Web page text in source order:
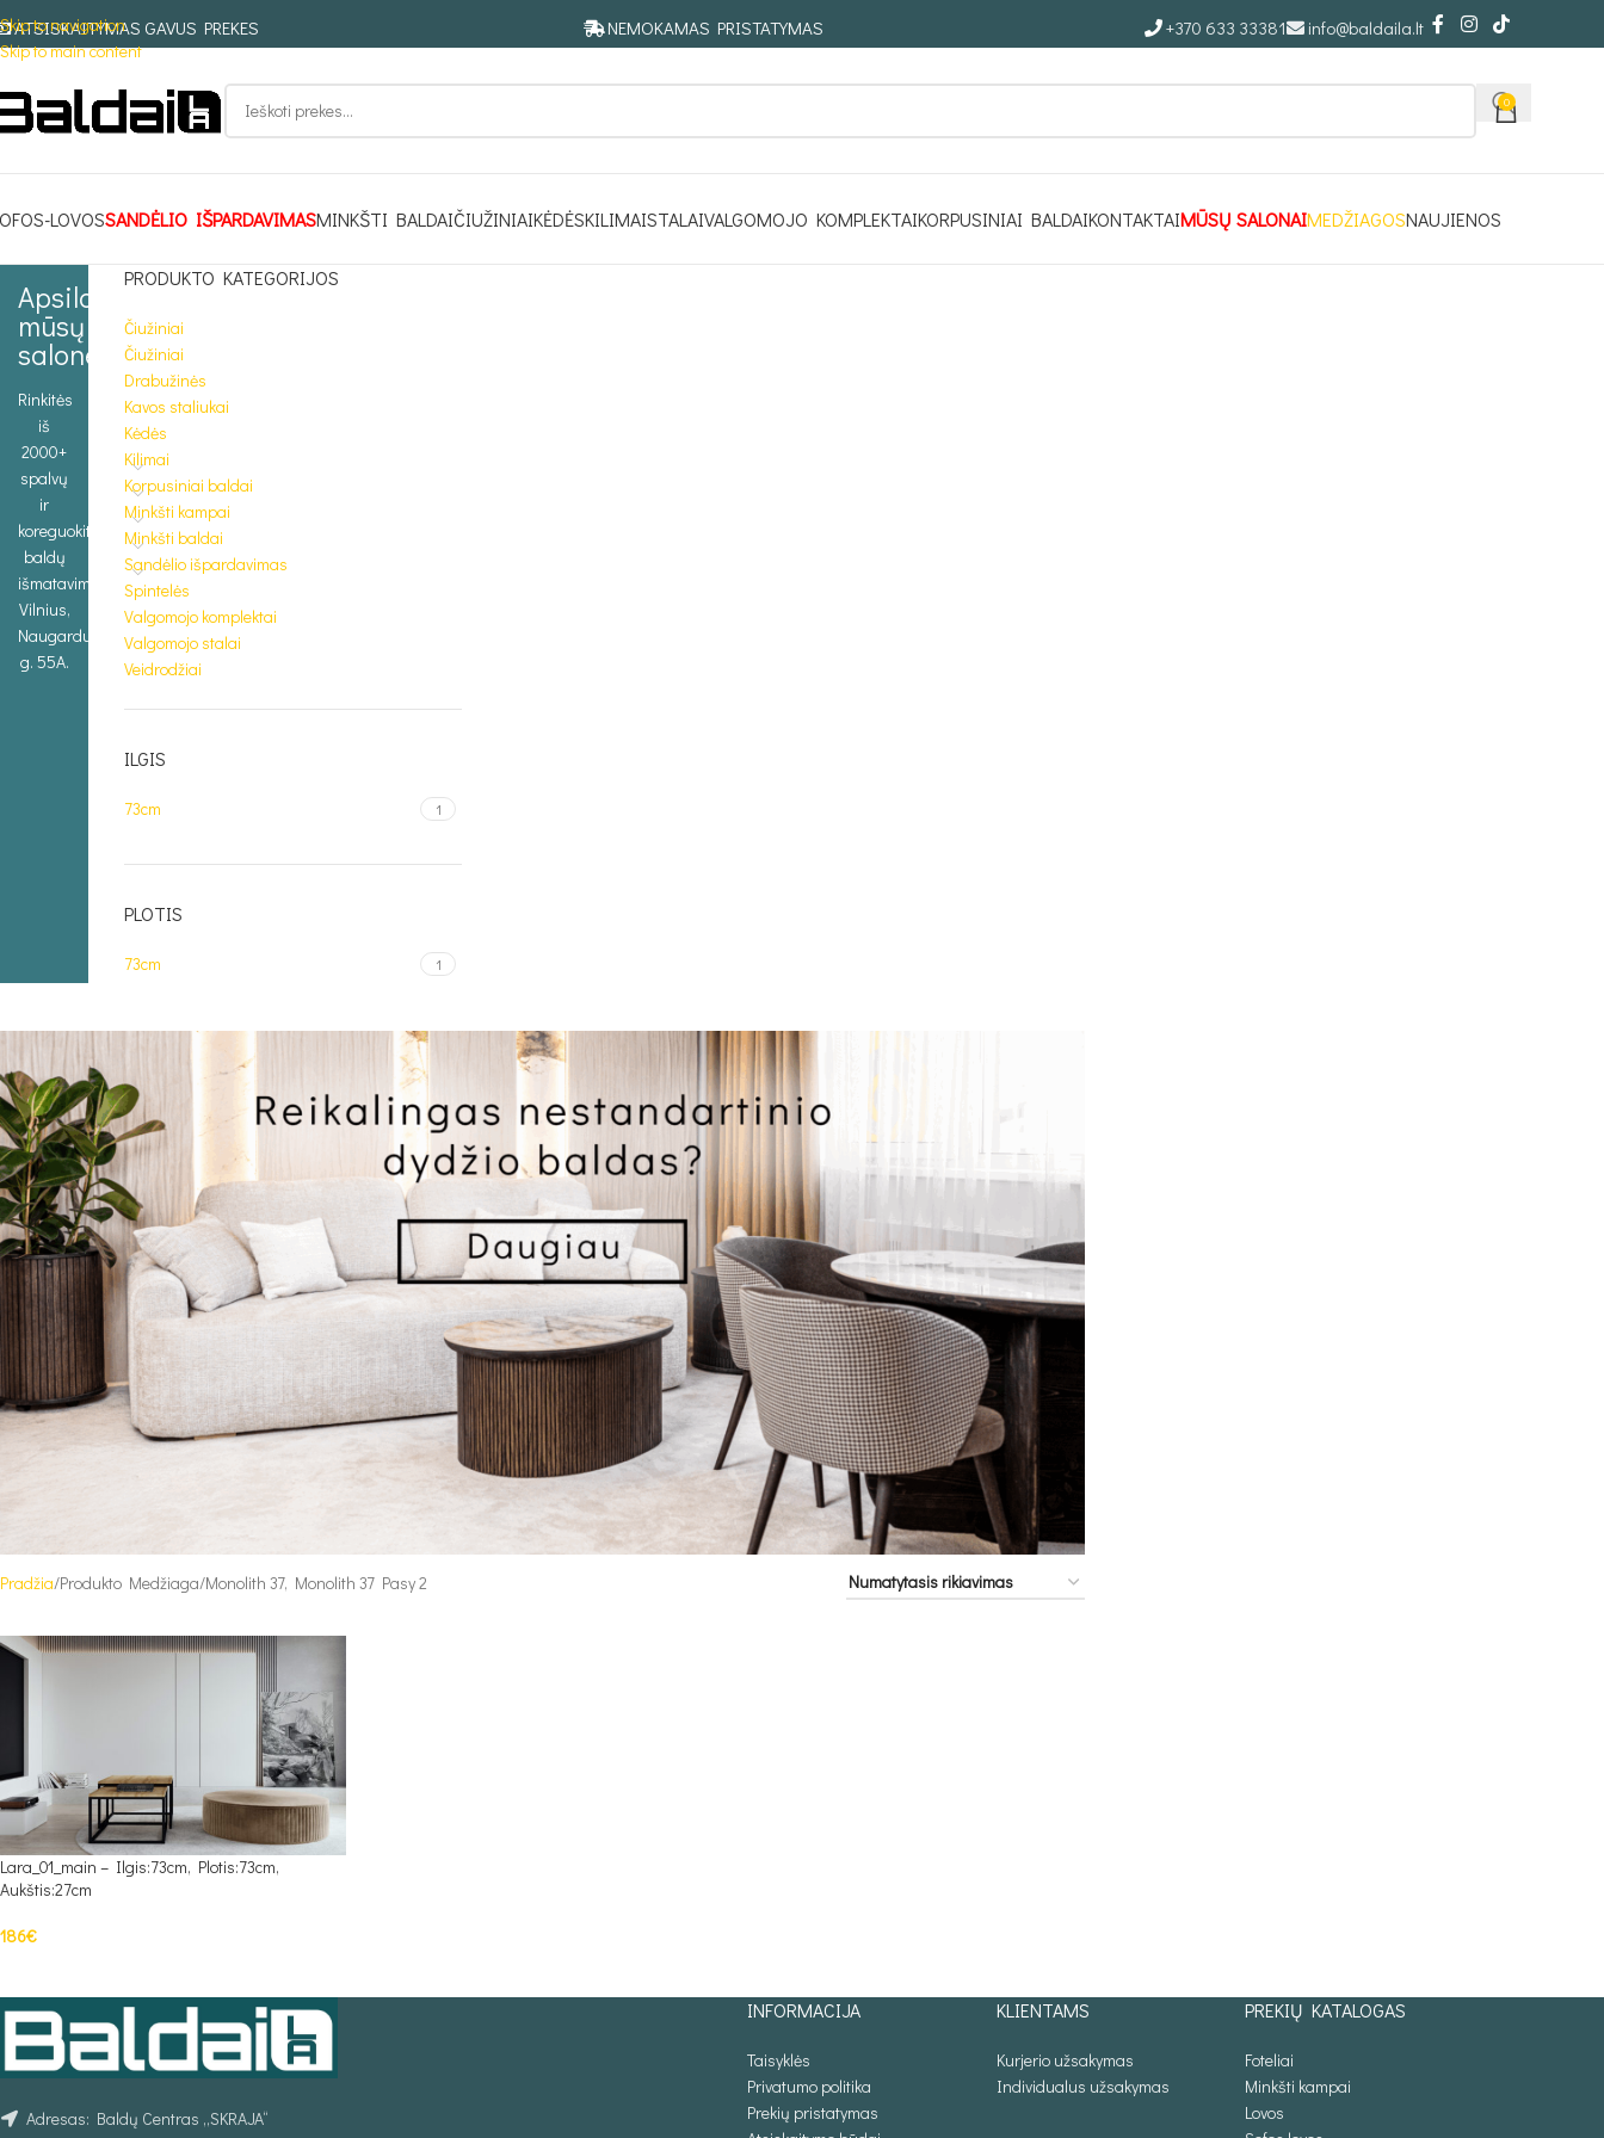
Skip to navigation
Skip to main content
ATSISKAITYMAS GAVUS PREKES NEMOKAMAS PRISTATYMAS +370 633 33381 info@baldaila.lt
0
LOVOSSANDĖLIO IŠPARDAVIMASMINKŠTI BALDAIČIUŽINIAIKĖDĖSKILIMAISTALAIVALGOMOJO KOMPLEKTAIKORPUSINIAI BALDAIKONTAKTAIMŪSŲ SALONAIMEDŽIAGOSNAUJIENOS
Apsilankykite
mūsų
salone
Rinkitės
iš
2000+
spalvų
ir
koreguokite
baldų
išmatavimus.
Vilnius,
Naugarduko
g. 55A.
PRODUKTO KATEGORIJOS
Čiužiniai
Čiužiniai
Drabužinės
Kavos staliukai
Kėdės
Kilimai
Korpusiniai baldai
Minkšti kampai
Minkšti baldai
Sandėlio išpardavimas
Spintelės
Valgomojo komplektai
Valgomojo stalai
Veidrodžiai
ILGIS
73cm 1
PLOTIS
73cm 1
Pradžia Produkto Medžiaga Monolith 37, Monolith 37 Pasy 2
Lara_01_main – Ilgis:73cm, Plotis:73cm,
Aukštis:27cm
186€
Adresas: Baldų Centras „SKRAJA“
INFORMACIJA
Taisyklės
Privatumo politika
Prekių pristatymas
KLIENTAMS
Kurjerio užsakymas
Individualus užsakymas
PREKIŲ KATALOGAS
Foteliai
Minkšti kampai
Lovos